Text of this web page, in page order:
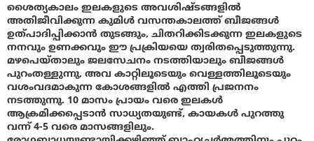
ശൈത്യകാലം ഇലകളുടെ അവശിഷ്ടങ്ങളില്‍
അതിജീവിക്കുന്ന കുമിള്‍ വസന്തകാലത്ത് ബീജങ്ങള്‍
ഉത്പാദിപ്പിക്കാന്‍ തുടങ്ങും, ചിതറിക്കിടക്കുന്ന ഇലകളുടെ
നനവും ഉണക്കവും ഈ പ്രക്രിയയെ ത്വരിതപ്പെടുത്തുന്നു.
മഴപെയ്താലും ജലസേചനം നടത്തിയാലും ബീജങ്ങള്‍
പുറംതള്ളുന്നു, അവ കാറ്റിലൂടെയും വെള്ളത്തിലൂടെയും
വശംവദമാകുന്ന കോശങ്ങളില്‍ എത്തി പ്രജനനം
നടത്തുന്നു. 10 മാസം പ്രായം വരെ ഇലകള്‍
ആക്രമിക്കപ്പെടാന്‍ സാധ്യതയുണ്ട്, കായകള്‍ പുറത്തു
വന്ന് 4-5 വരെ മാസങ്ങളിലും.